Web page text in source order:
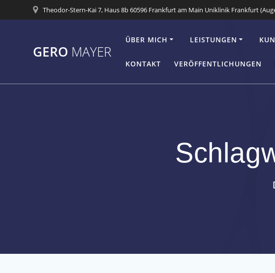
Inhalt
Theodor-Stern-Kai 7, Haus 8b 60596 Frankfurt am Main Uniklinik Frankfurt
GERO MAYER
ÜBER MICH LEISTUNGEN
KONTAKT VERÖFFENTLICHUNGEN